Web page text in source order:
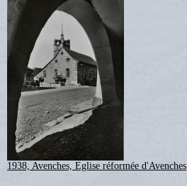
1938, Avenches, Eglise réformée d'Avenches